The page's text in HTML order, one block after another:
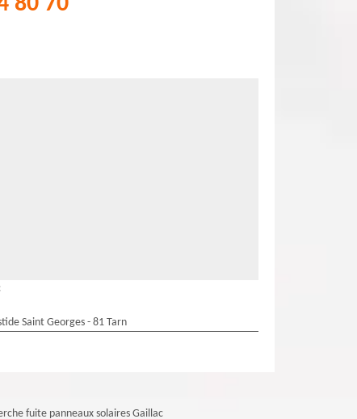
Saint Georges - 81 Tarn
fuite panneaux solaires Gaillac